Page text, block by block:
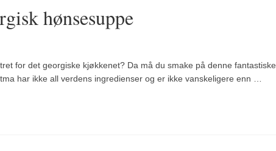
hønsesuppe
for det georgiske kjøkkenet? Da må du smake på denne fantastiske
har ikke all verdens ingredienser og er ikke vanskeligere enn …